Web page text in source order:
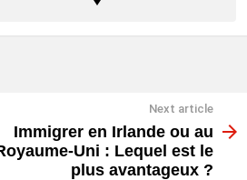
Next article
Immigrer en Irlande ou au
Uni : Lequel est le
plus avantageux ?